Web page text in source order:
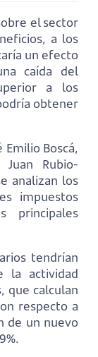
el sector
a los
un efecto
caída del
a los
obtener
Boscá,
Rubio-
analizan los
impuestos
principales
tendrían
la actividad
que calculan
respecto a
de un nuevo